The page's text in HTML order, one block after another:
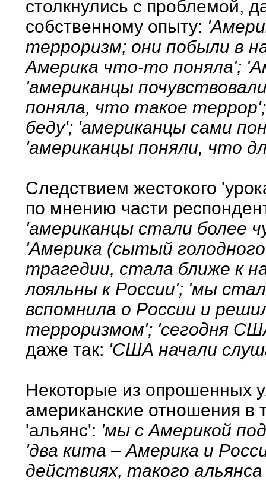
столкнулись с проблемой,
собственному опыту:
терроризм; они побыли в
Америка что-то поняла';
'американцы
поняла, что такое
беду'; 'американцы сами
'американцы поняли, что
Следствием жестокого
по мнению части
'американцы стали более
'Америка (сытый
трагедии, стала ближе к
лояльны к России'; 'мы
вспомнила о России и
терроризмом'; 'сегодня
даже так: 'США начали
Некоторые из опрошенных
американские отношения в
'альянс': 'мы с Америкой
'два кита – Америка и
действиях, такого